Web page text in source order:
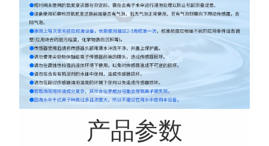
产品参数